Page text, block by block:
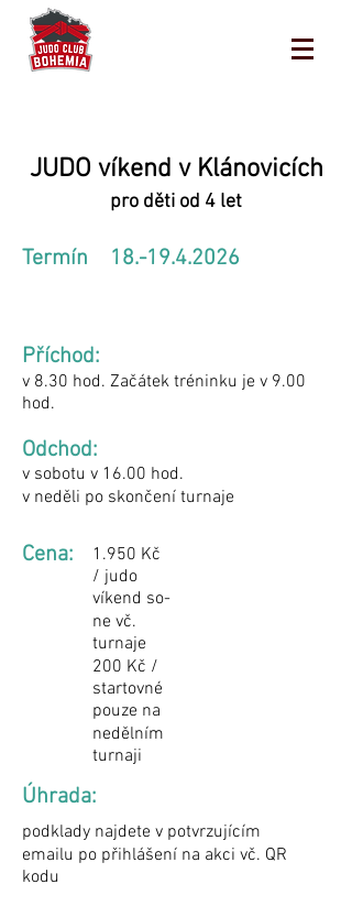
JUDO víkend v Klánovicích
pro děti od 4 let
Termín 18.-19.4.2026
Příchod:
v 8.30 hod. Začátek tréninku je v 9.00
hod.
Odchod:
v sobotu v 16.00 hod.
v neděli po skončení turnaje
Cena:
1.950 Kč
/ judo
víkend so-
ne vč.
turnaje
200 Kč /
startovné
pouze na
nedělním
turnaji
Úhrada:
podklady najdete v potvrzujícím
emailu po přihlášení na akci vč. QR
kodu